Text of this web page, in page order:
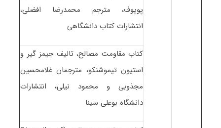
پوپوف، مترجم محمدرضا افضلی،
انتشارات کتاب دانشگاهی
کتاب مقاومت مصالح، تالیف جیمز گیر و
استیون تیموشنکو، مترجمان غلامحسین
مجذوبی و محمود نیلی، انتشارات
دانشگاه بوعلی سینا